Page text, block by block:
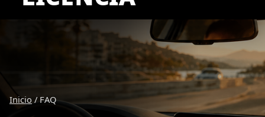
Inicio / FAQ